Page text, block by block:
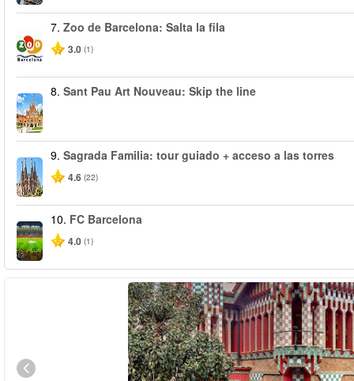
7. Zoo de Barcelona: Salta la fila
3.0 (1)
8. Sant Pau Art Nouveau: Skip the line
9. Sagrada Familia: tour guiado + acceso a las torres
4.6 (22)
10. FC Barcelona
4.0 (1)